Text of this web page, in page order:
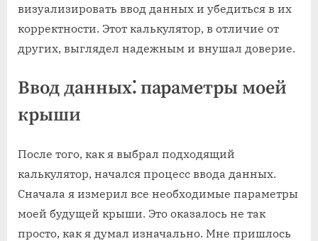
визуализировать ввод данных и убедиться в их
корректности. Этот калькулятор, в отличие от
других, выглядел надежным и внушал доверие.
Ввод данных⁚ параметры моей
крыши
После того, как я выбрал подходящий
калькулятор, начался процесс ввода данных.
Сначала я измерил все необходимые параметры
моей будущей крыши. Это оказалось не так
просто, как я думал изначально. Мне пришлось